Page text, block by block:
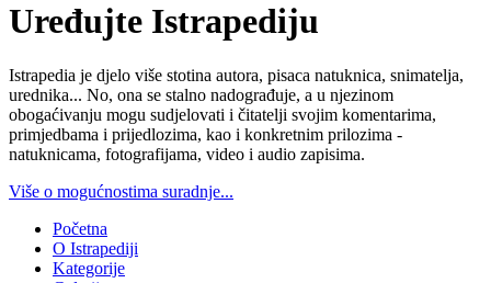
Uređujte Istrapediju
Istrapedia je djelo više stotina autora, pisaca natuknica, snimatelja,
urednika... No, ona se stalno nadograđuje, a u njezinom
obogaćivanju mogu sudjelovati i čitatelji svojim komentarima,
primjedbama i prijedlozima, kao i konkretnim prilozima -
natuknicama, fotografijama, video i audio zapisima.
Više o mogućnostima suradnje...
Početna
O Istrapediji
Kategorije